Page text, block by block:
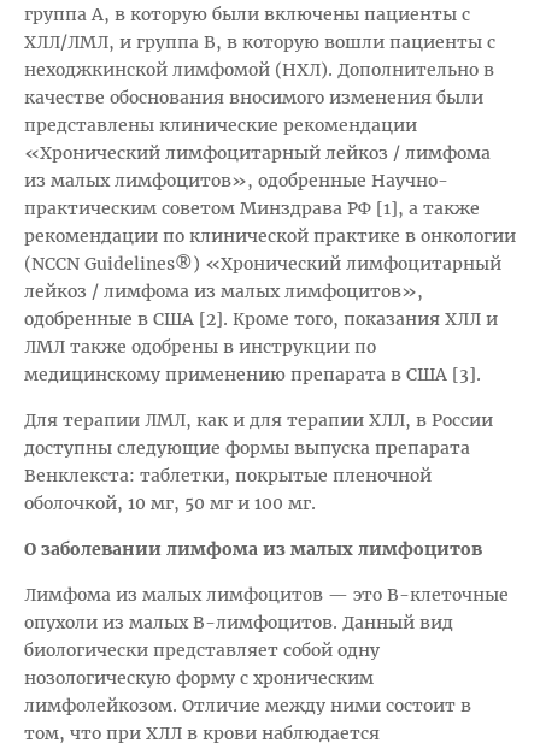
группа А, в которую были включены пациенты с
ХЛЛ/ЛМЛ, и группа В, в которую вошли пациенты с
неходжкинской лимфомой (НХЛ). Дополнительно в
качестве обоснования вносимого изменения были
представлены клинические рекомендации
«Хронический лимфоцитарный лейкоз / лимфома
из малых лимфоцитов», одобренные Научно-
практическим советом Минздрава РФ [1], а также
рекомендации по клинической практике в онкологии
(NCCN Guidelines®) «Хронический лимфоцитарный
лейкоз / лимфома из малых лимфоцитов»,
одобренные в США [2]. Кроме того, показания ХЛЛ и
ЛМЛ также одобрены в инструкции по
медицинскому применению препарата в США [3].
Для терапии ЛМЛ, как и для терапии ХЛЛ, в России
доступны следующие формы выпуска препарата
Венклекста: таблетки, покрытые пленочной
оболочкой, 10 мг, 50 мг и 100 мг.
О заболевании лимфома из малых лимфоцитов
Лимфома из малых лимфоцитов — это В-клеточные
опухоли из малых В-лимфоцитов. Данный вид
биологически представляет собой одну
нозологическую форму с хроническим
лимфолейкозом. Отличие между ними состоит в
том, что при ХЛЛ в крови наблюдается